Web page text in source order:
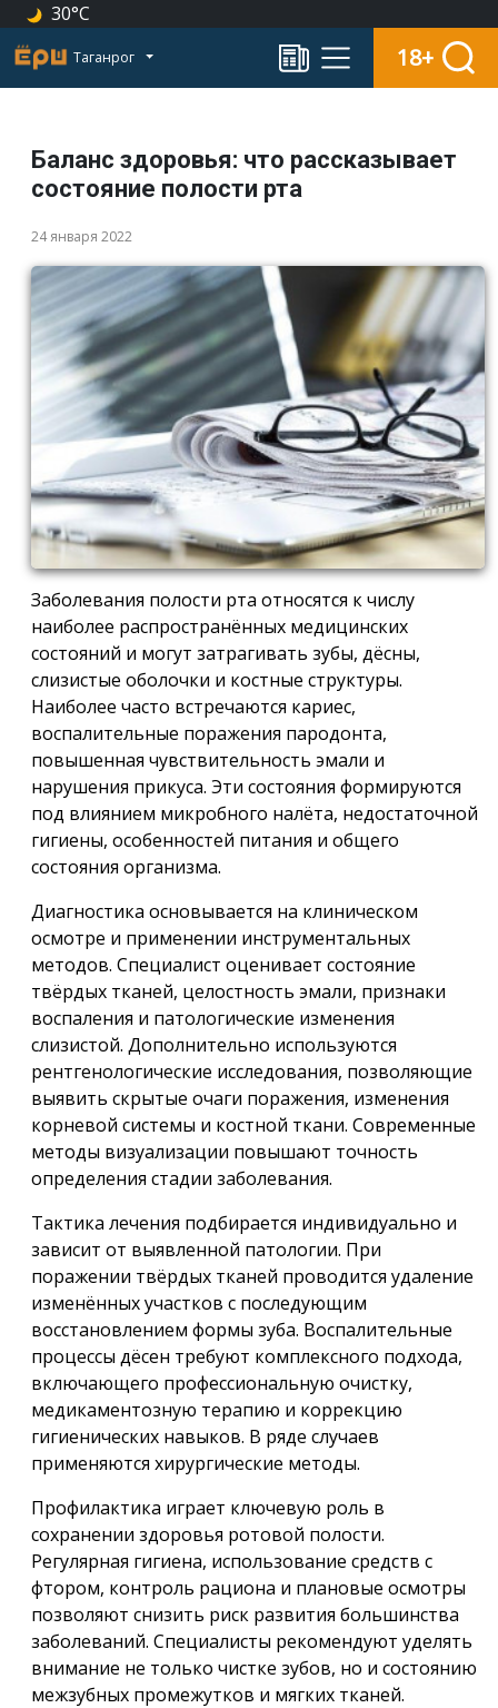
30°C
Таганрог 18+
Баланс здоровья: что рассказывает
состояние полости рта
24 января 2022
Заболевания полости рта относятся к числу
наиболее распространённых медицинских
состояний и могут затрагивать зубы, дёсны,
слизистые оболочки и костные структуры.
Наиболее часто встречаются кариес,
воспалительные поражения пародонта,
повышенная чувствительность эмали и
нарушения прикуса. Эти состояния формируются
под влиянием микробного налёта, недостаточной
гигиены, особенностей питания и общего
состояния организма.
Диагностика основывается на клиническом
осмотре и применении инструментальных
методов. Специалист оценивает состояние
твёрдых тканей, целостность эмали, признаки
воспаления и патологические изменения
слизистой. Дополнительно используются
рентгенологические исследования, позволяющие
выявить скрытые очаги поражения, изменения
корневой системы и костной ткани. Современные
методы визуализации повышают точность
определения стадии заболевания.
Тактика лечения подбирается индивидуально и
зависит от выявленной патологии. При
поражении твёрдых тканей проводится удаление
изменённых участков с последующим
восстановлением формы зуба. Воспалительные
процессы дёсен требуют комплексного подхода,
включающего профессиональную очистку,
медикаментозную терапию и коррекцию
гигиенических навыков. В ряде случаев
применяются хирургические методы.
Профилактика играет ключевую роль в
сохранении здоровья ротовой полости.
Регулярная гигиена, использование средств с
фтором, контроль рациона и плановые осмотры
позволяют снизить риск развития большинства
заболеваний. Специалисты рекомендуют уделять
внимание не только чистке зубов, но и состоянию
межзубных промежутков и мягких тканей.